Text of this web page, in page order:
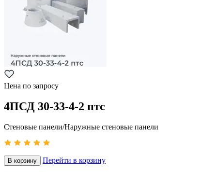
Цена по запросу
4ПСД 30-33-4-2 птс
Стеновые панели/Наружные стеновые панели
В корзину Перейти в корзину